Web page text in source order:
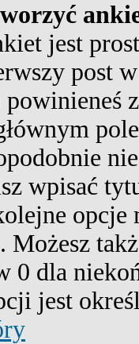
jest
post
wpisać
opcje
Możesz
0 dla
jest